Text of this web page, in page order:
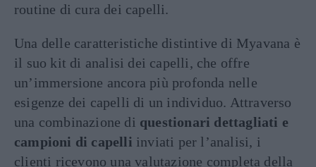
routine di cura dei capelli.
Una delle caratteristiche distintive di Myavana è
il suo kit di analisi dei capelli, che offre
un’immersione ancora più profonda nelle
esigenze dei capelli di un individuo. Attraverso
una combinazione di questionari dettagliati e
campioni di capelli inviati per l’analisi, i
clienti ricevono una valutazione completa della